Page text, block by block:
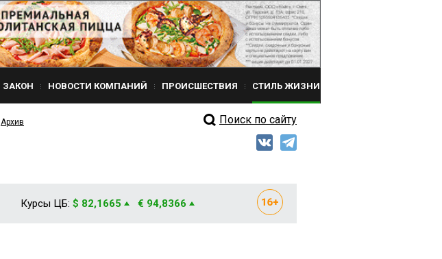
ЗАКОН НОВОСТИ КОМПАНИЙ ПРОИСШЕСТВИЯ СТИЛЬ ЖИЗНИ
Архив Поиск по сайту
Курсы ЦБ: $ 82,1665 € 94,8366